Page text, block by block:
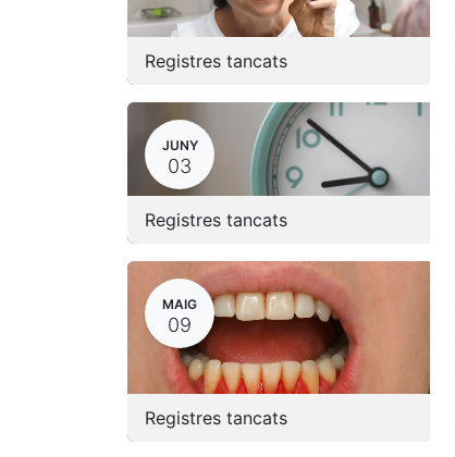
Registres tancats
JUNY
03
Registres tancats
MAIG
09
Registres tancats